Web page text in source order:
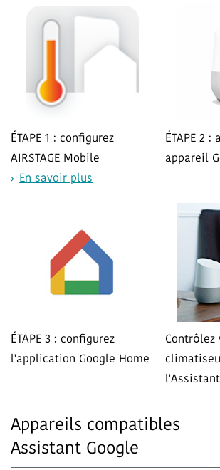
ÉTAPE 1 : configurez
AIRSTAGE Mobile
En savoir plus
ÉTAPE 2 :
appareil
ÉTAPE 3 : configurez
l'application Google Home
Contrôlez
Appareils compatibles
Assistant Google